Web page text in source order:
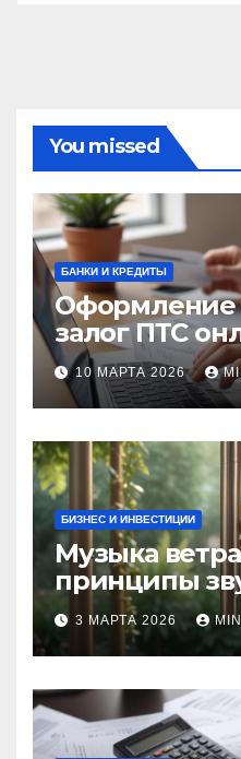
You missed
БАНКИ И КРЕДИТЫ
Оформление
залог ПТС
без визита в
требования
10 МАРТА 2026
БИЗНЕС И ИНВЕСТИЦИИ
Музыка
принципы
3 МАРТА 2026